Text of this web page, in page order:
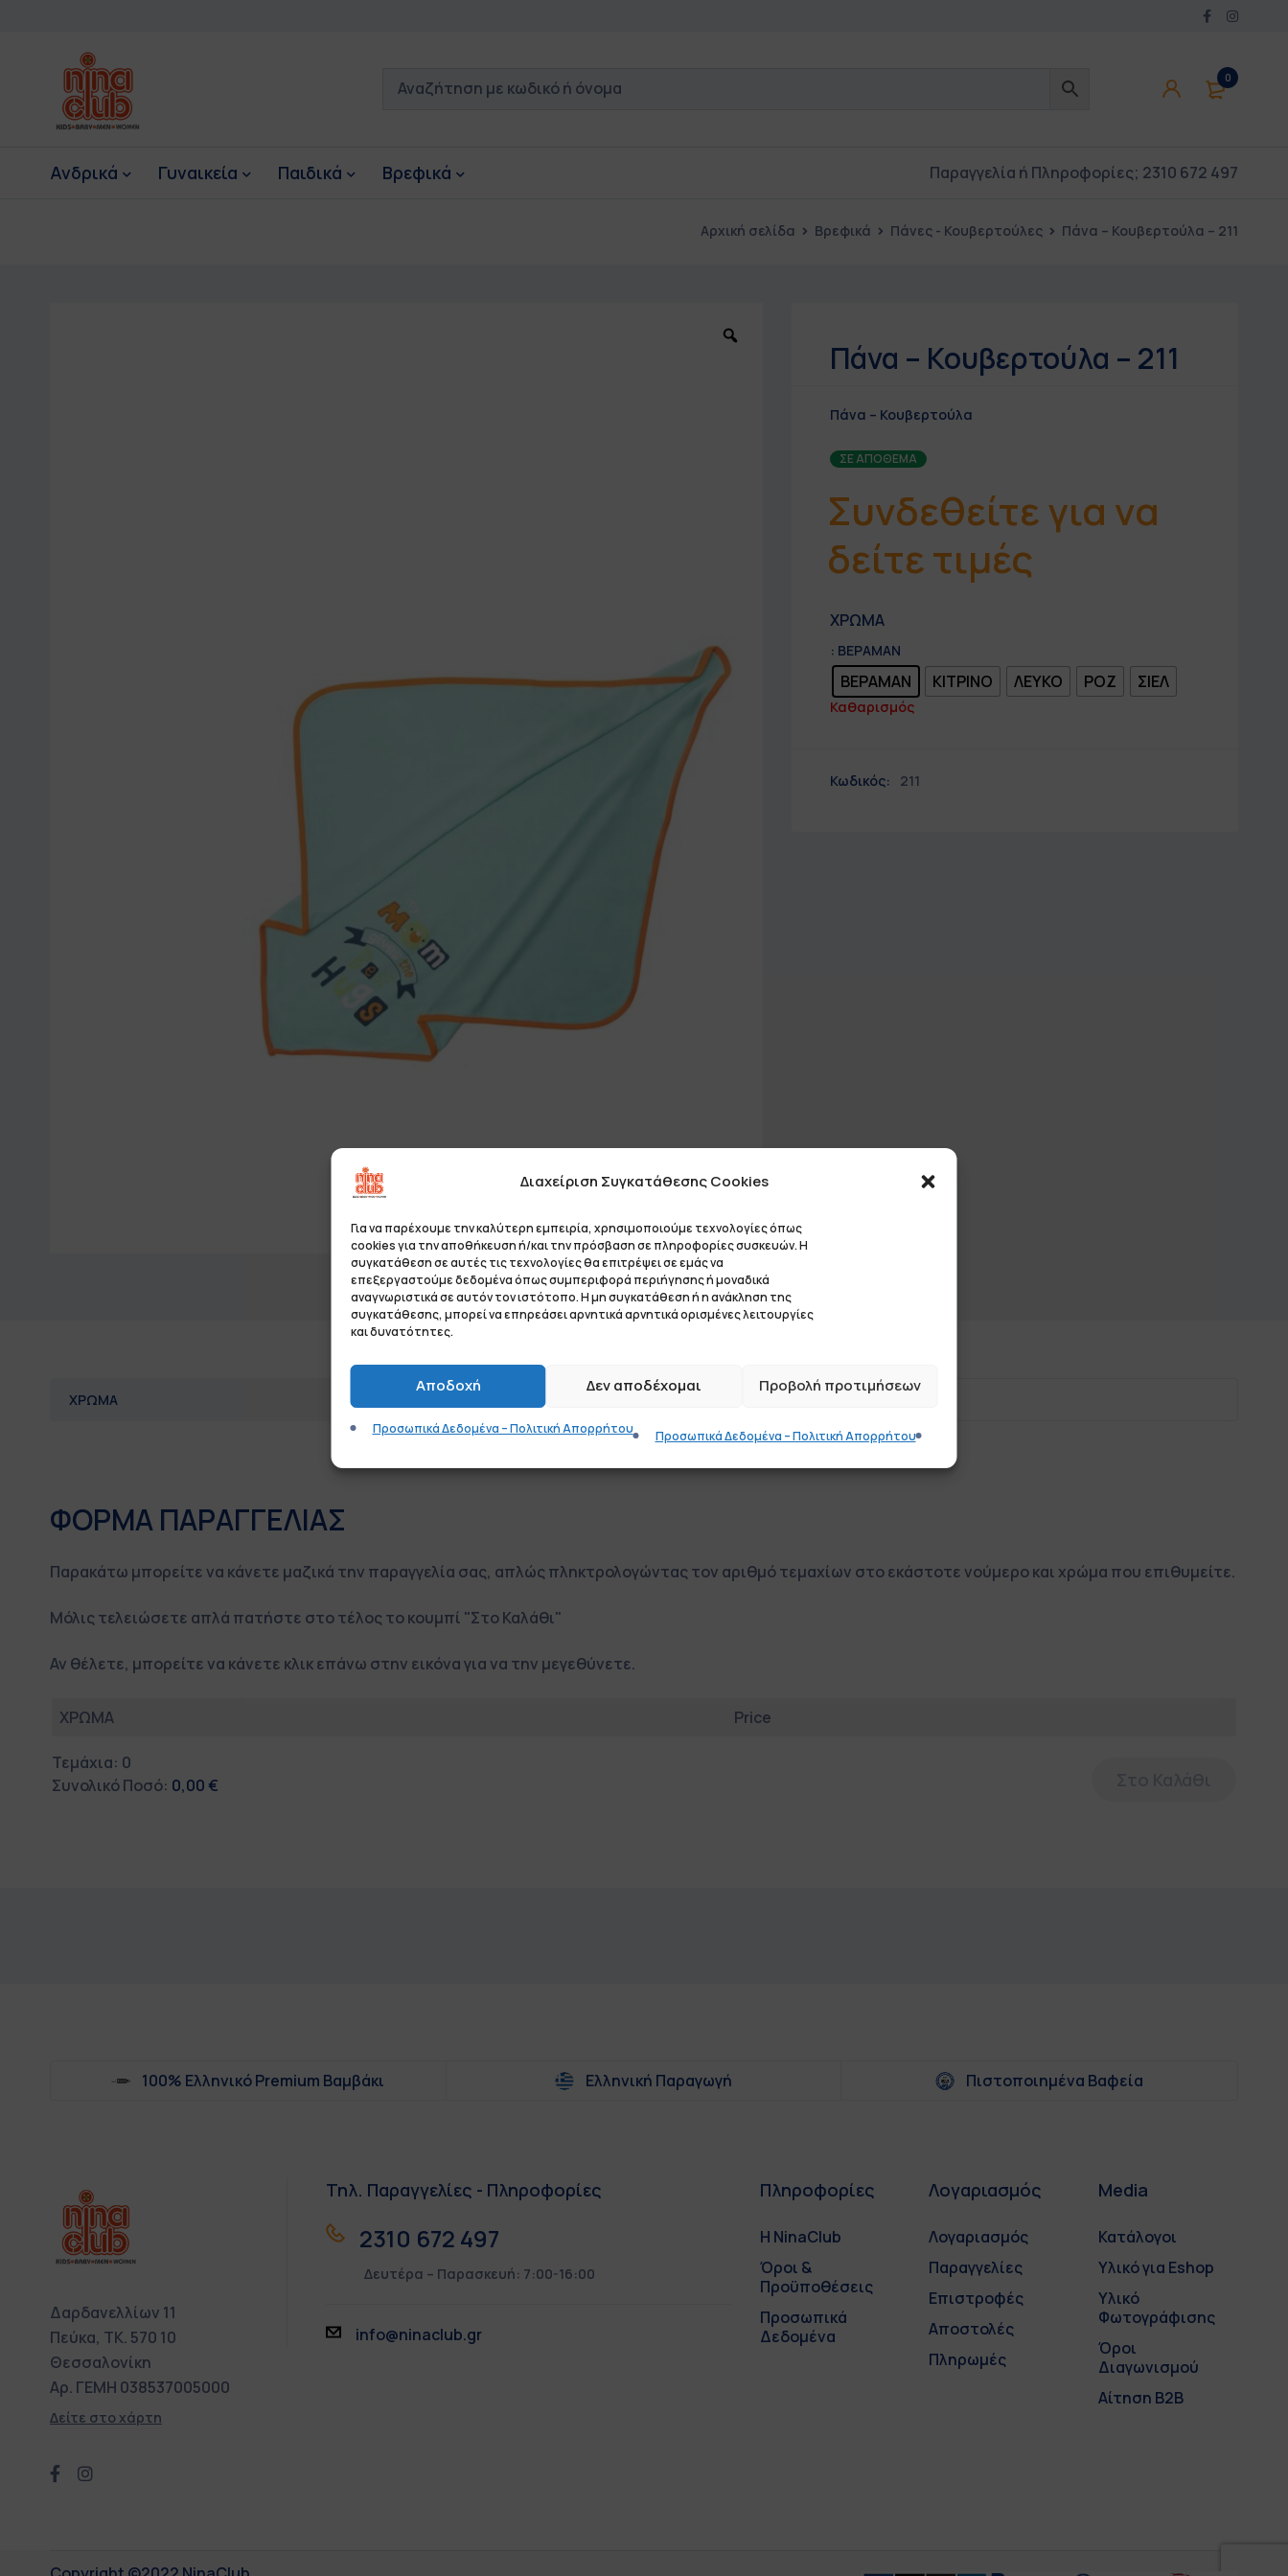
Διαχείριση Συγκατάθεσης Cookies
Για να παρέχουμε την καλύτερη εμπειρία, χρησιμοποιούμε τεχνολογίες όπως
cookies για την αποθήκευση ή/και την πρόσβαση σε πληροφορίες συσκευών. Η
συγκατάθεση σε αυτές τις τεχνολογίες θα επιτρέψει σε εμάς να
επεξεργαστούμε δεδομένα όπως συμπεριφορά περιήγησης ή μοναδικά
αναγνωριστικά σε αυτόν τον ιστότοπο. Η μη συγκατάθεση ή η ανάκληση της
συγκατάθεσης, μπορεί να επηρεάσει αρνητικά αρνητικά ορισμένες λειτουργίες
και δυνατότητες.
Αποδοχή Δεν αποδέχομαι Προβολή προτιμήσεων
Προσωπικά Δεδομένα – Πολιτική Απορρήτου Προσωπικά Δεδομένα – Πολιτική Απορρήτου
0
Ανδρικά Γυναικεία Παιδικά Βρεφικά Παραγγελία ή Πληροφορίες; 2310 672 497
Αρχική σελίδα Βρεφικά Πάνες - Κουβερτούλες Πάνα – Κουβερτούλα – 211
Πάνα – Κουβερτούλα – 211
Πάνα – Κουβερτούλα
ΣΕ ΑΠΌΘΕΜΑ
Συνδεθείτε για να
δείτε τιμές
ΧΡΩΜΑ
: ΒΕΡΑΜΑΝ
ΒΕΡΑΜΑΝ ΚΙΤΡΙΝΟ ΛΕΥΚΟ ΡΟΖ ΣΙΕΛ
Καθαρισμός
Κωδικός: 211
ΧΡΩΜΑ ΒΕΡΑΜΑΝ, ΚΙΤΡΙΝΟ, ΛΕΥΚΟ, ΡΟΖ, ΣΙΕΛ
ΦΟΡΜΑ ΠΑΡΑΓΓΕΛΙΑΣ
Παρακάτω μπορείτε να κάνετε μαζικά την παραγγελία σας, απλώς πληκτρολογώντας τον αριθμό τεμαχίων στο εκάστοτε νούμερο και χρώμα που επιθυμείτε.
Μόλις τελειώσετε απλά πατήστε στο τέλος το κουμπί "Στο Καλάθι"
Αν θέλετε, μπορείτε να κάνετε κλικ επάνω στην εικόνα για να την μεγεθύνετε.
ΧΡΩΜΑ Price
Τεμάχια: 0
Συνολικό Ποσό: 0,00 €
100% Ελληνικό Premium Βαμβάκι Ελληνική Παραγωγή Πιστοποιημένα Βαφεία
Δαρδανελλίων 11
Πεύκα, ΤΚ. 570 10
Θεσσαλονίκη
Αρ. ΓΕΜΗ 038537005000
Δείτε στο χάρτη
Τηλ. Παραγγελίες - Πληροφορίες
2310 672 497
Δευτέρα – Παρασκευή: 7:00-16:00
info@ninaclub.gr
Πληροφορίες
Η NinaClub
Όροι &
Προϋποθέσεις
Προσωπικά
Δεδομένα
Λογαριασμός
Λογαριασμός
Παραγγελίες
Επιστροφές
Αποστολές
Πληρωμές
Media
Κατάλογοι
Υλικό για Eshop
Υλικό
Φωτογράφισης
Όροι
Διαγωνισμού
Αίτηση B2B